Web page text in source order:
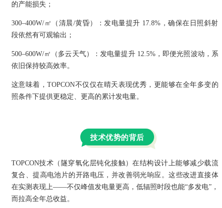
的产能损失；
300–400W/㎡（清晨/黄昏）：发电量提升 17.8%，确保在日照斜射
段依然有可观输出；
500–600W/㎡（多云天气）：发电量提升 12.5%，即便光照波动，系
依旧保持较高效率。
这意味着，TOPCON不仅仅在晴天表现优秀，更能够在全年多变的
照条件下提供更稳定、更高的累计发电量。
技术优势的背后
TOPCON技术（隧穿氧化层钝化接触）在结构设计上能够减少载流
复合、提高电池片的开路电压，并改善弱光响应。这些改进直接体
在实测表现上——不仅峰值发电量更高，低辐照时段也能“多发电”，
而拉高全年总收益。